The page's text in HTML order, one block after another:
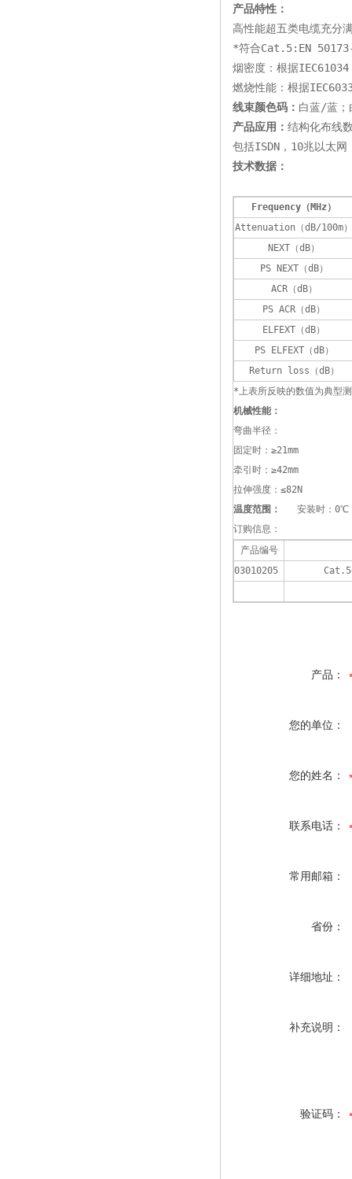
产品特性：
高性能超五类电缆充分
*符合Cat.5:EN
烟密度：根据IEC61034
燃烧性能：根据
线束颜色码： 白蓝/蓝
产品应用： 结构化布线
包括ISDN，10兆以太
技术数据：
Frequency（MHz）
Attenuation（dB/100m）
NEXT（dB）
PS NEXT（dB）
ACR（dB）
PS ACR（dB）
ELFEXT（dB）
PS ELFEXT（dB）
Return loss（dB）
*上表所反映的数值为典型
机械性能：
弯曲半径：
固定时：≥21mm
牵引时：≥42mm
拉伸强度：≤82N
温度范围： 安装时：
订购信息：
产品编号
03010205
产品：
您的单位：
您的姓名：
联系电话：
常用邮箱：
省份：
详细地址：
补充说明：
验证码：